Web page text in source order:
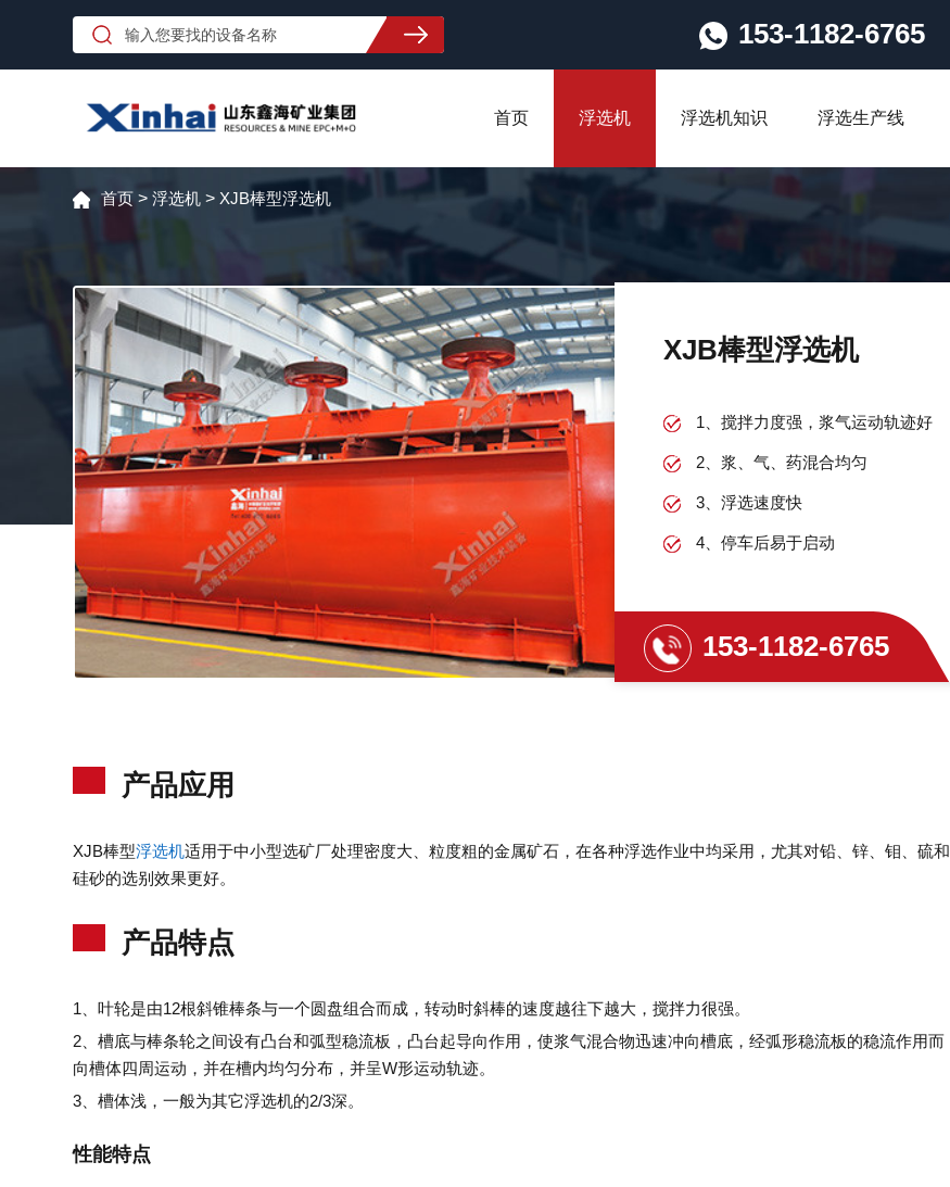
153-1182-6765
首页 浮选机 浮选机知识 浮选生产线
首页 >浮选机 > XJB棒型浮选机
XJB棒型浮选机
1、搅拌力度强，浆气运动轨迹好
2、浆、气、药混合均匀
3、浮选速度快
4、停车后易于启动
153-1182-6765
产品应用
XJB棒型浮选机适用于中小型选矿厂处理密度大、粒度粗的金属矿石，在各种浮选作业中均采用，尤其对铅、锌、钼、硫和
硅砂的选别效果更好。
产品特点
1、叶轮是由12根斜锥棒条与一个圆盘组合而成，转动时斜棒的速度越往下越大，搅拌力很强。
2、槽底与棒条轮之间设有凸台和弧型稳流板，凸台起导向作用，使浆气混合物迅速冲向槽底，经弧形稳流板的稳流作用而
向槽体四周运动，并在槽内均匀分布，并呈W形运动轨迹。
3、槽体浅，一般为其它浮选机的2/3深。
性能特点